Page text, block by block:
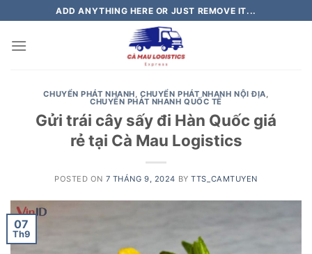
to
content
ADD ANYTHING HERE OR JUST REMOVE IT...
CHUYỂN PHÁT NHANH,CHUYỂN PHÁT NHANH NỘI ĐỊA,
CHUYỂN PHÁT NHANH QUỐC TẾ
Gửi trái cây sấy đi Hàn Quốc giá
rẻ tại Cà Mau Logistics
POSTED ON 7 THÁNG 9, 2024 BYTTS_CAMTUYEN
07
Th9